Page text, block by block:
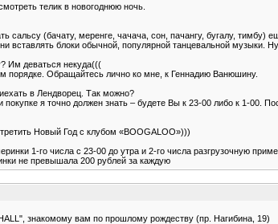
телик в новогоднюю ночь.
сальсу (бачату, меренге, чачача, сон, пачангу, бугалу,
блоки обычной, популярной танцевальной музыки.
Им деваться некуда(((
порядке. Обращайтесь лично ко мне, к Геннадию Ванюшину.
в Лендворец. Так можно?
я точно должен знать – будете Вы к 23-00 либо к 1-00.
Новый Год с клубом «BOOGALOO»)))
1-го числа с 23-00 до утра и 2-го числа разгрузочную
не превышала 200 рублей за каждую
знакомому вам по прошлому рождеству (пр. Нагибина, 19)